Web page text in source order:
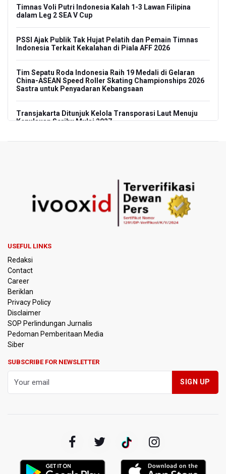
Timnas Voli Putri Indonesia Kalah 1-3 Lawan Filipina
dalam Leg 2 SEA V Cup
PSSI Ajak Publik Tak Hujat Pelatih dan Pemain Timnas
Indonesia Terkait Kekalahan di Piala AFF 2026
Tim Sepatu Roda Indonesia Raih 19 Medali di Gelaran
China-ASEAN Speed Roller Skating Championships 2026
Sastra untuk Penyadaran Kebangsaan
Transjakarta Ditunjuk Kelola Transporasi Laut Menuju
Kepulauan Seribu Mulai 2027
Pemerintah Tetapkan Harga Patokan Batu Bara Agustus
2026 USD 124,44 per Ton, Turun 5,62 Persen
Meretas Jalan Terjal Ekonomi Digital: Perjuangan Siti
Alifah Meraih Cita-cita “Utopis” Menjadi Guru Sejahtera
Anggota DPR Minta Rencana Kenaikan Gaji Kepala Daerah
Konsumsi Mulai Pekan Depan
BEI Catat Pertumbuhan Investor Saham Capai 10,05 Juta
SID
Flores Bersiap Gelar Festival Golo Koe 2026, Promosikan
TNI Gelar Latihan Kesiapsiagaan Penanggulangan
Bencana Gempa Bumi dan Tsunami di Bali
BPS Sebut Sensus Ekonomi 2026 untuk Perbarui Data
USEFUL LINKS
Redaksi
Contact
Career
Beriklan
Privacy Policy
Disclaimer
SOP Perlindungan Jurnalis
Pedoman Pemberitaan Media
Siber
SUBSCRIBE FOR NEWSLETTER